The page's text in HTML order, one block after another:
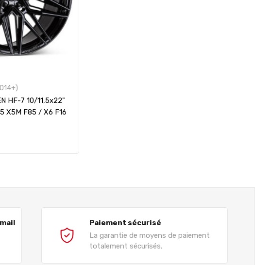
HF-7 10/11,5x22"
X5M F85 / X6 F16
Paiement sécurisé
La garantie de moyens de paiement
totalement sécurisés.